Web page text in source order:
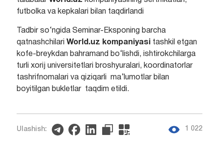
futbolka va kepkalari bilan taqdirlandi
Tadbir so‘ngida Seminar-Eksponing barcha
qatnashchilari World.uz kompaniyasi
tashkil etgan
kofe-breykdan bahramand bo‘lishdi, ishtirokchilarga
turli xorij universitetlari broshyuralari, koordinatorlar
tashrifnomalari va qiziqarli ma’lumotlar bilan
boyitilgan bukletlar taqdim etildi.
Ulashish: 1 022